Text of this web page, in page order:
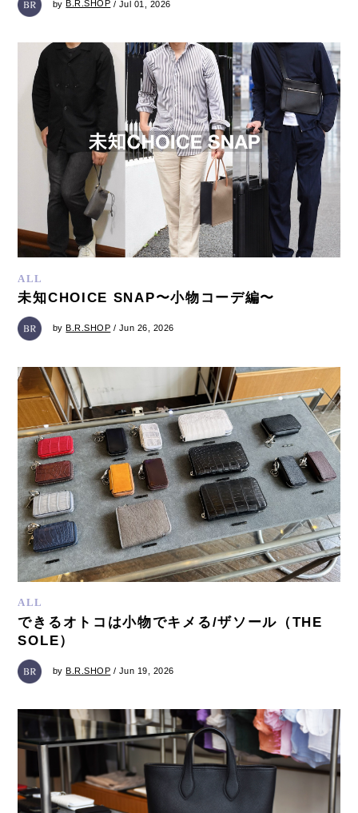
by B.R.SHOP / Jul 01, 2026
ALL
未知CHOICE SNAP〜小物コーデ編〜
byB.R.SHOP / Jun 26, 2026
ALL
できるオトコは小物でキメる/ザソール（THE
SOLE）
byB.R.SHOP / Jun 19, 2026